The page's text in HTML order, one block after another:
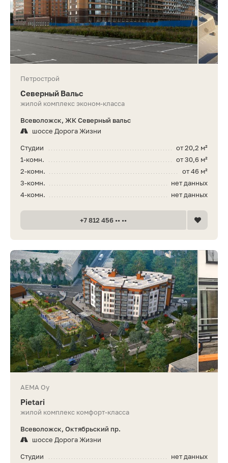
Петрострой
Северный Вальс
жилой комплекс эконом-класса
Всеволожск, ЖК Северный вальс
шоссе Дорога Жизни
от 20,2 м²
Студии
от 30,6 м²
1-комн.
от 46 м²
2-комн.
нет данных
3-комн.
нет данных
4-комн.
+7 812 456 •• ••
AEMA Oy
Pietari
жилой комплекс комфорт-класса
Всеволожск, Октябрьский пр.
шоссе Дорога Жизни
нет данных
Студии